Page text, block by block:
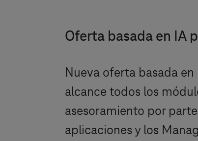
Oferta basada en IA
Nueva oferta basada
alcance todos los
asesoramiento por
aplicaciones y los